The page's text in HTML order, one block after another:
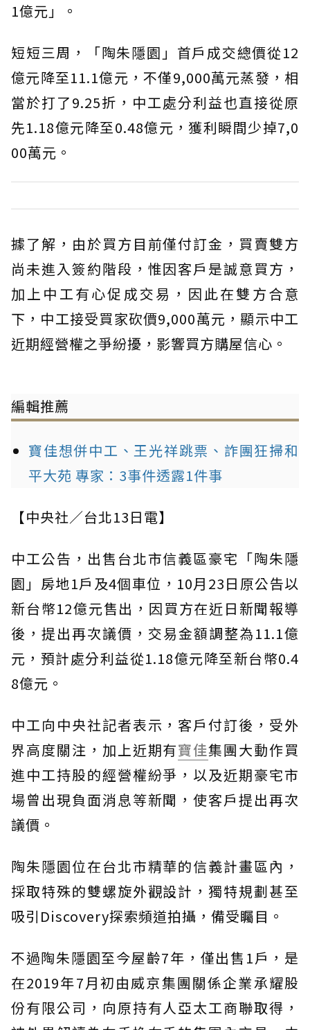
1億元」。
短短三周，「陶朱隱園」首戶成交總價從12
億元降至11.1億元，不僅9,000萬元蒸發，相
當於打了9.25折，中工處分利益也直接從原
先1.18億元降至0.48億元，獲利瞬間少掉7,0
00萬元。
據了解，由於買方目前僅付訂金，買賣雙方
尚未進入簽約階段，惟因客戶是誠意買方，
加上中工有心促成交易，因此在雙方合意
下，中工接受買家砍價9,000萬元，顯示中工
近期經營權之爭紛擾，影響買方購屋信心。
編輯推薦
寶佳想併中工、王光祥跳票、詐團狂掃和
平大苑 專家：3事件透露1件事
【中央社／台北13日電】
中工公告，出售台北市信義區豪宅「陶朱隱
園」房地1戶及4個車位，10月23日原公告以
新台幣12億元售出，因買方在近日新聞報導
後，提出再次議價，交易金額調整為11.1億
元，預計處分利益從1.18億元降至新台幣0.4
8億元。
中工向中央社記者表示，客戶付訂後，受外
界高度關注，加上近期有寶佳集團大動作買
進中工持股的經營權紛爭，以及近期豪宅市
場曾出現負面消息等新聞，使客戶提出再次
議價。
陶朱隱園位在台北市精華的信義計畫區內，
採取特殊的雙螺旋外觀設計，獨特規劃甚至
吸引Discovery探索頻道拍攝，備受矚目。
不過陶朱隱園至今屋齡7年，僅出售1戶，是
在2019年7月初由威京集團關係企業承耀股
份有限公司，向原持有人亞太工商聯取得，